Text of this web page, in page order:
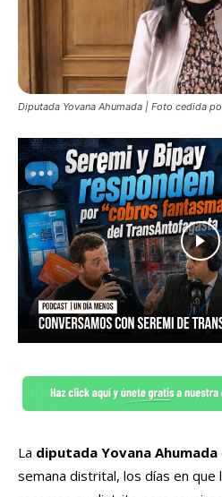
Diputada Yovana Ahumada | Foto cedida
La diputada Yovana Ahumada
semana distrital, los días en que